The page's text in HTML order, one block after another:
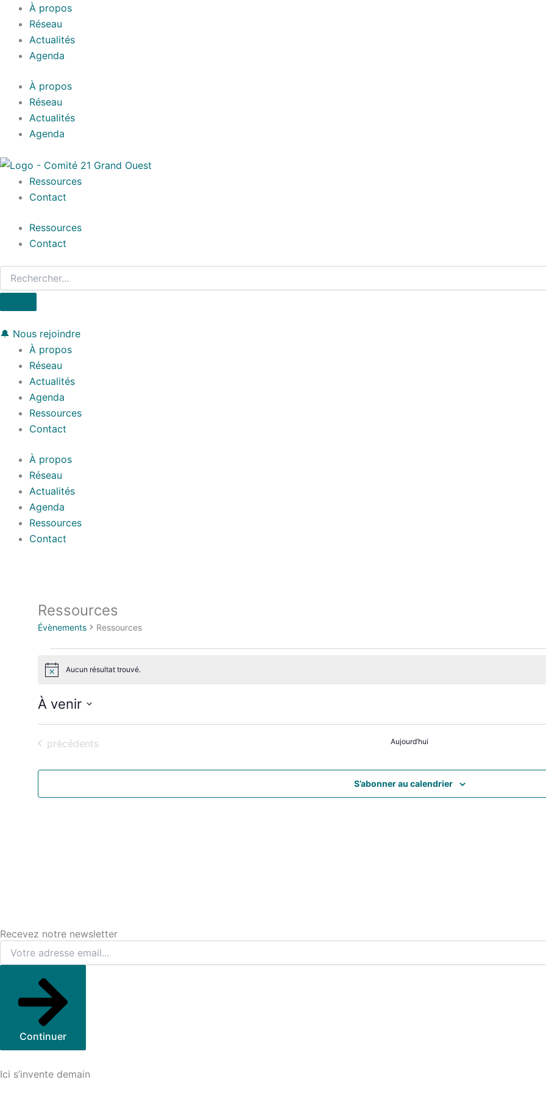
Aller
contenu
À propos
Réseau
Actualités
Agenda
À propos
Réseau
Actualités
Agenda
Ressources
Contact
Ressources
Contact
🔔 Nous rejoindre
À propos
Réseau
Actualités
Agenda
Ressources
Contact
À propos
Réseau
Actualités
Agenda
Ressources
Contact
Ressources
Évènements Ressources
Évènements
NoticeAucun résultat trouvé.
À venir
dateÉvènements
précédents Aujourd’hui
S’abonner au calendrier
Recevez notre newsletter
Continuer
Ici s’invente demain